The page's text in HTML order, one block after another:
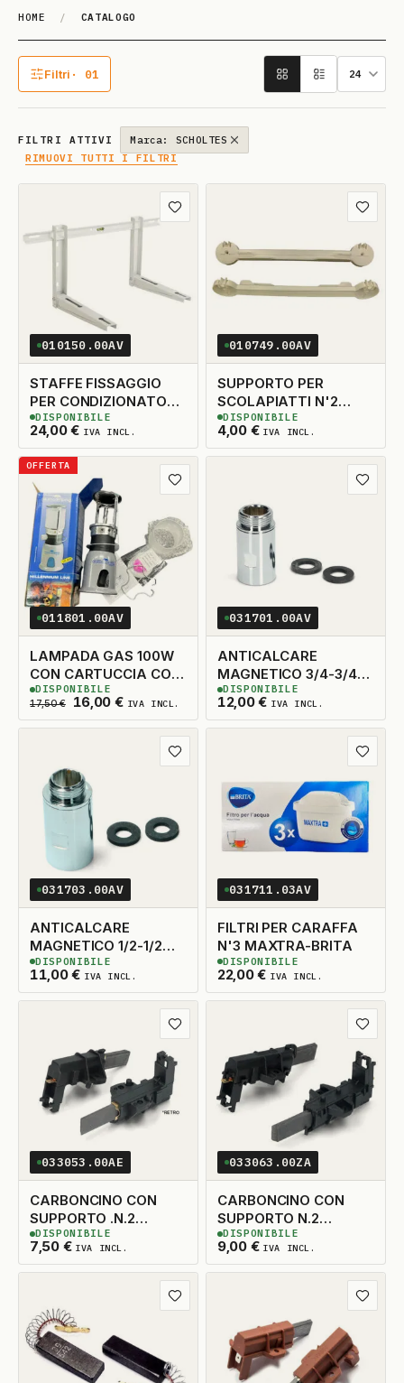
HOME / CATALOGO
Catalogo
Filtri · 01
1 filtro attivo
FILTRI ATTIVI
Marca: SCHOLTES
RIMUOVI TUTTI I FILTRI
Aggiungi ai preferiti
010150.00AV
STAFFE FISSAGGIO
PER CONDIZIONATORE
120KG
24,00€ IVA INCL.
2DISPONIBILI
DISPONIBILE
010749.00AV
SUPPORTO PER
SCOLAPIATTI N'2
INTERNO 226MM.
4,00 € IVA INCL.
6DISPONIBILI
DISPONIBILE
OFFERTA
Aggiungi ai preferiti
011801.00AV
LAMPADA GAS 100W
CON CARTUCCIA CON
PIEZOELETTRICO
17,50€ Il prezzo originale era: 17,50 €.
16,00 €Il prezzo attuale è: 16,00 €.
IVA INCL.
4DISPONIBILI
DISPONIBILE
031701.00AV
ANTICALCARE
MAGNETICO 3/4-3/4
WPRO
12,00€ IVA INCL.
8DISPONIBILI
DISPONIBILE
Aggiungi ai preferiti
031703.00AV
ANTICALCARE
MAGNETICO 1/2-1/2
PER DOCCE-CALDAIE
11,00€ IVA INCL.
3DISPONIBILI
DISPONIBILE
031711.03AV
FILTRI PER CARAFFA
N'3 MAXTRA-BRITA
22,00€ IVA INCL.
2DISPONIBILI
DISPONIBILE
Aggiungi ai preferiti
033053.00AE
CARBONCINO CON
SUPPORTO .N.2
5X14X33 TAGLIO DX
ADATTABILE
7,50 € IVA INCL.
13 DISPONIBILI
DISPONIBILE
033063.00ZA
CARBONCINO CON
SUPPORTO N.2
5X13,5X38 SX
9,00 € IVA INCL.
3DISPONIBILI
DISPONIBILE
Aggiungi ai preferiti